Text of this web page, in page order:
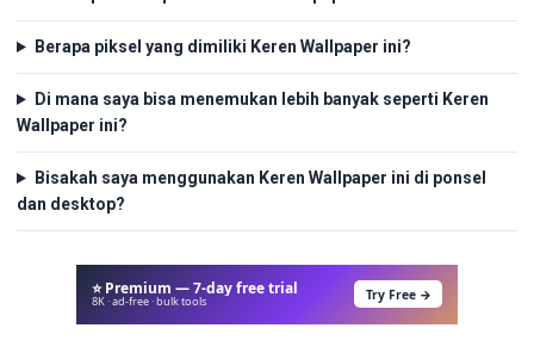
Berapa piksel yang dimiliki Keren Wallpaper ini?
Di mana saya bisa menemukan lebih banyak seperti Keren
Wallpaper ini?
Bisakah saya menggunakan Keren Wallpaper ini di ponsel
dan desktop?
⭐ Premium — 7-day free trial
8K · ad-free · bulk tools Try Free →